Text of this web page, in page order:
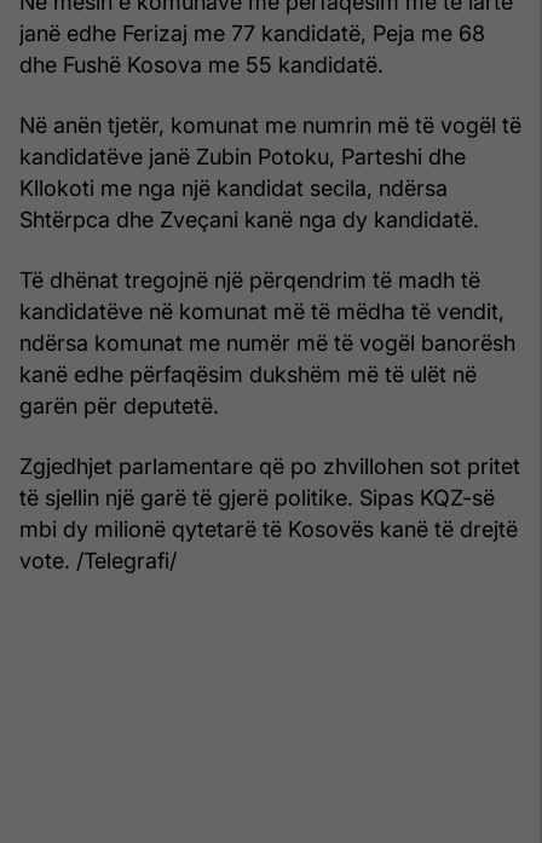
janë edhe Ferizaj me 77 kandidatë, Peja me 68
dhe Fushë Kosova me 55 kandidatë.
Në anën tjetër, komunat me numrin më të vogël të
kandidatëve janë Zubin Potoku, Parteshi dhe
Kllokoti me nga një kandidat secila, ndërsa
Shtërpca dhe Zveçani kanë nga dy kandidatë.
Të dhënat tregojnë një përqendrim të madh të
kandidatëve në komunat më të mëdha të vendit,
ndërsa komunat me numër më të vogël banorësh
kanë edhe përfaqësim dukshëm më të ulët në
garën për deputetë.
Zgjedhjet parlamentare që po zhvillohen sot pritet
të sjellin një garë të gjerë politike. Sipas KQZ-së
mbi dy milionë qytetarë të Kosovës kanë të drejtë
vote. /Telegrafi/